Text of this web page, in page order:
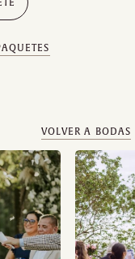
VOLVER A BODAS